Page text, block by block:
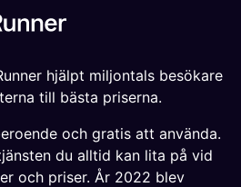
hjälpt miljontals besökare
till bästa priserna.
och gratis att använda.
du alltid kan lita på vid
och priser. År 2022 blev